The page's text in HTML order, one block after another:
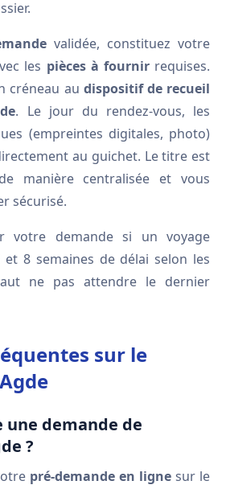
validée, constituez votre
les pièces à fournirrequises.
créneau au dispositif de recueil
. Le jour du rendez-vous, les
(empreintes digitales, photo)
au guichet. Le titre est
manière centralisée et vous
sécurisé.
votre demande si un voyage
8 semaines de délai selon les
ne pas attendre le dernier
sur le
demande de
?
pré-demande en ligne sur le